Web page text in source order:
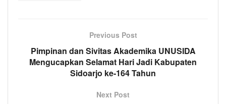
Previous Post
Pimpinan dan Sivitas Akademika UNUSIDA
Mengucapkan Selamat Hari Jadi Kabupaten
Sidoarjo ke-164 Tahun
Next Post